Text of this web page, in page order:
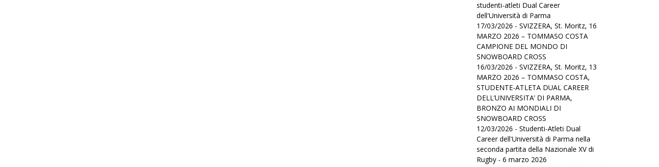
studenti-atleti Dual Career
dell'Università di Parma
17/03/2026 - SVIZZERA, St. Moritz, 16
MARZO 2026 – TOMMASO COSTA
CAMPIONE DEL MONDO DI
SNOWBOARD CROSS
16/03/2026 - SVIZZERA, St. Moritz, 13
MARZO 2026 – TOMMASO COSTA,
STUDENTE-ATLETA DUAL CAREER
DELL’UNIVERSITA’ DI PARMA,
BRONZO AI MONDIALI DI
SNOWBOARD CROSS
12/03/2026 - Studenti-Atleti Dual
Career dell'Università di Parma nella
seconda partita della Nazionale XV di
Rugby - 6 marzo 2026